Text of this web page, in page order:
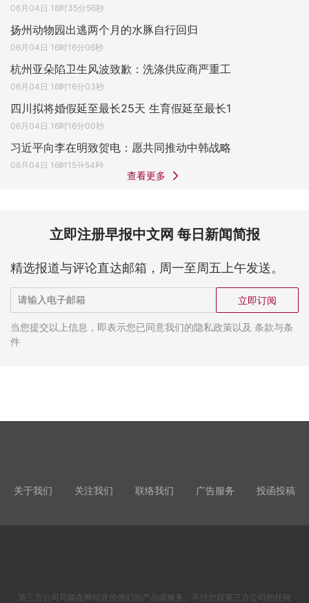
06月04日 18时35分56秒
扬州动物园出逃两个月的水豚自行回归
06月04日 16时16分06秒
杭州亚朵陷卫生风波致歉：洗涤供应商严重工
06月04日 16时16分03秒
四川拟将婚假延至最长25天 生育假延至最长1
06月04日 16时16分00秒
习近平向李在明致贺电：愿共同推动中韩战略
06月04日 16时15分54秒
查看更多
立即注册早报中文网 每日新闻简报
精选报道与评论直达邮箱，周一至周五上午发送。
立即订阅
当您提交以上信息，即表示您已同意我们的隐私政策以及 条款与条
件
关于我们 关注我们 联络我们 广告服务 投函投稿
第三方公司可能在网站宣传他们的产品或服务。不过您跟第三方公司的任何